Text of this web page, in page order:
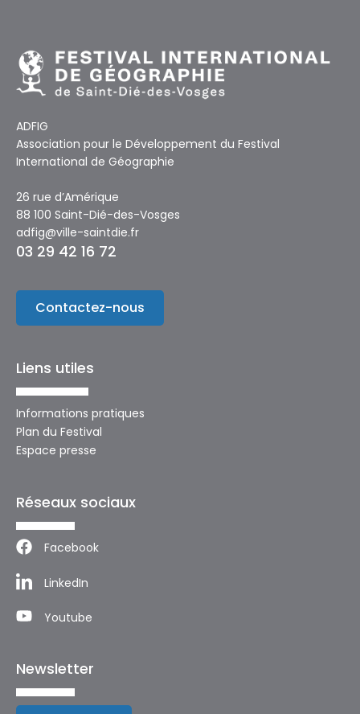
ADFIG
Association pour le Développement du Festival
International de Géographie
26 rue d’Amérique
88 100 Saint-Dié-des-Vosges
adfig@ville-saintdie.fr
03 29 42 16 72
Contactez-nous
Liens utiles
Informations pratiques
Plan du Festival
Espace presse
Réseaux sociaux
Facebook
LinkedIn
Youtube
Newsletter